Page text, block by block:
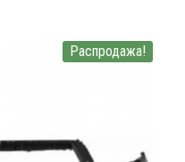
Распродажа!